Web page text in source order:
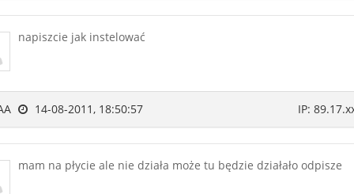
napiszcie jak instelować
14-08-2011, 18:50:57 IP:
mam na płycie ale nie działa może tu będzie działało odpisze